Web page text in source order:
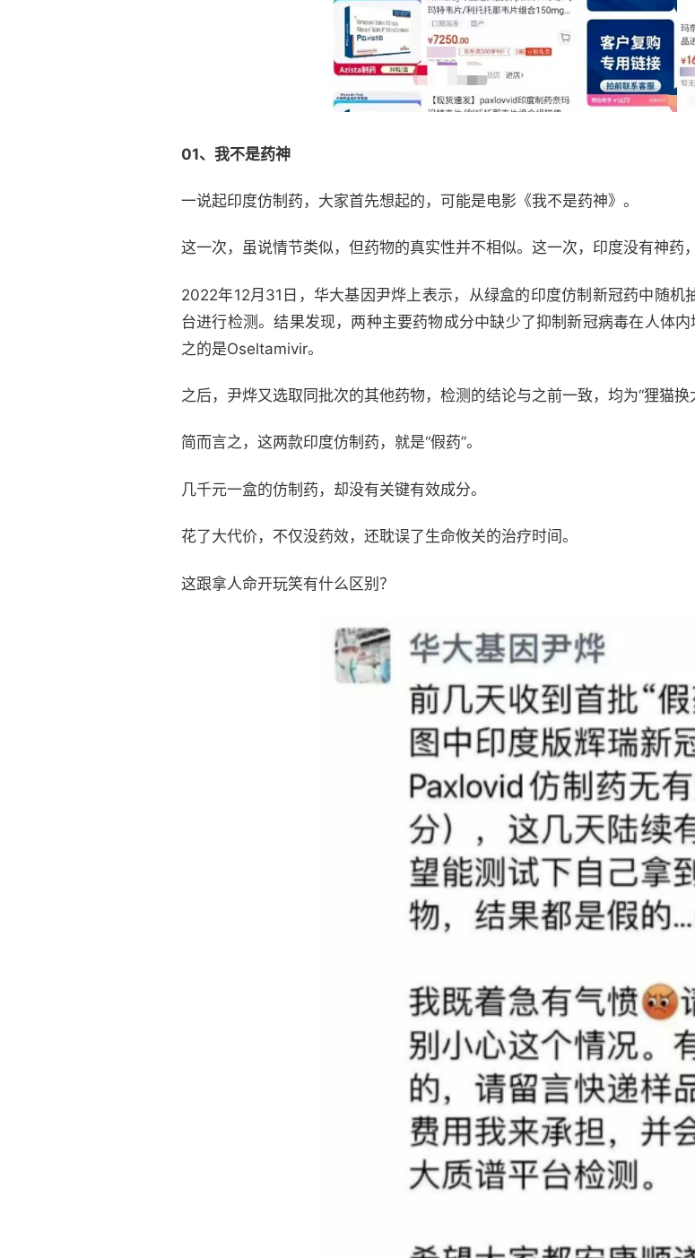
01、我不是药神
一说起印度仿制药，大家首先想起的，可能是电影《我不是药神》。
这一次，虽说情节类似，但药物的真实性并不相似。这一次，印度没有神药，
2022年12月31日，华大基因尹烨上表示，从绿盒的印度仿制新冠药中随机
台进行检测。结果发现，两种主要药物成分中缺少了抑制新冠病毒在人体
之的是Oseltamivir。
之后，尹烨又选取同批次的其他药物，检测的结论与之前一致，均为“狸猫换
简而言之，这两款印度仿制药，就是“假药”。
几千元一盒的仿制药，却没有关键有效成分。
花了大代价，不仅没药效，还耽误了生命攸关的治疗时间。
这跟拿人命开玩笑有什么区别？